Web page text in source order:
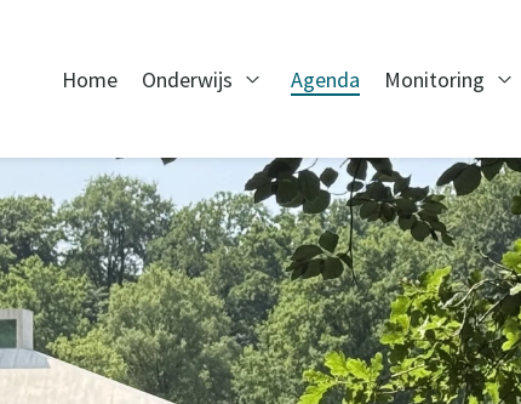
Home
Onderwijs
Open Onderwijs
Agenda Monitoring